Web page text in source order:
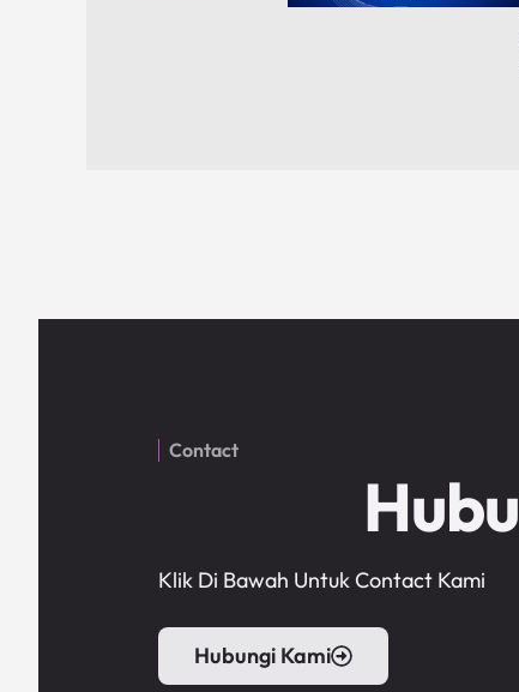
Contact
Klik Di Bawah Untuk Contact Kami
Hubungi Kami